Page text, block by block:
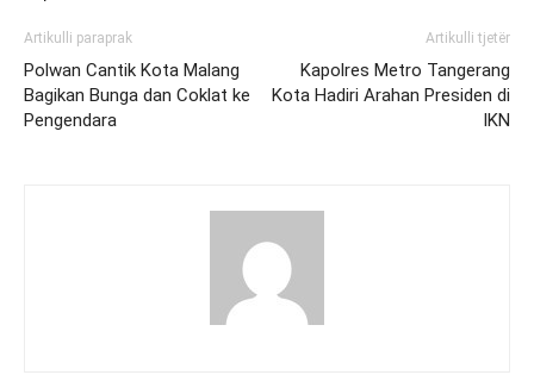
Artikulli paraprak
Polwan Cantik Kota Malang
Bagikan Bunga dan Coklat ke
Pengendara
Artikulli tjetër
Kapolres Metro Tangerang
Kota Hadiri Arahan Presiden di
IKN